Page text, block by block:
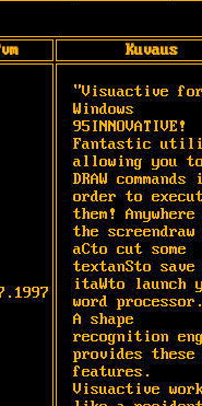
Kuvaus
"Visuactive
Windows
95INNOVATIVE!
Fantastic
allowing you
DRAW commands
order to
them! Anywhere
the screendraw
aCto cut some
textanSto save
itaWto launch
word
A shape
recognition
provides these
features.
Visuactive